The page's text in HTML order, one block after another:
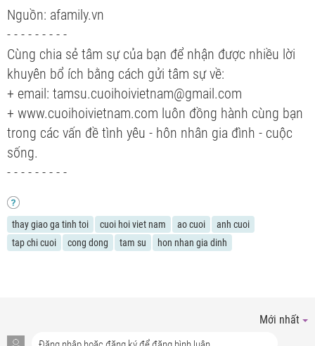
Nguồn: afamily.vn
- - - - - - - - -
Cùng chia sẻ tâm sự của bạn để nhận được nhiều lời
khuyên bổ ích bằng cách gửi tâm sự về:
+ email: tamsu.cuoihoivietnam@gmail.com
+ www.cuoihoivietnam.com luôn đồng hành cùng bạn
trong các vấn đề tình yêu - hôn nhân gia đình - cuộc
sống.
- - - - - - - - -
thay giao ga tinh toi cuoi hoi viet nam ao cuoi
anh cuoi
tap chi cuoi
cong dong tam su hon nhan gia dinh
Mới nhất